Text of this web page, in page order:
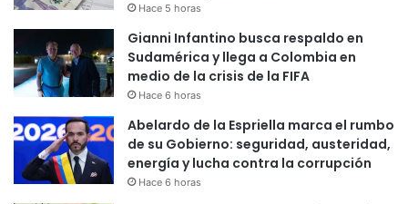
Hace 5 horas
Gianni Infantino busca respaldo en
Sudamérica y llega a Colombia en
medio de la crisis de la FIFA
Hace 6 horas
Abelardo de la Espriella marca el rumbo
de su Gobierno: seguridad, austeridad,
energía y lucha contra la corrupción
Hace 6 horas